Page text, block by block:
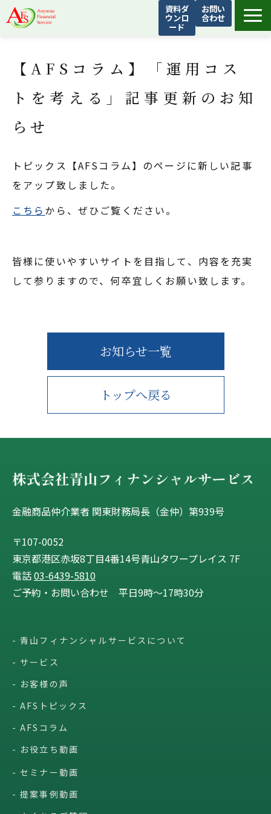
資料ダ
ウンロ
ード
お問い
合わせ
サービス
お客様の声
【AFSコラム】「運用コス
トを考える」記事更新のお知
らせ
トピックス【AFSコラム】のページに新しい記事
をアップ致しました。
こちら から、ぜひご覧ください。
皆様に使いやすいサイトを目指して、内容を充実
して参りますので、何卒宜しくお願い致します。
お知らせ一覧
トップへ戻る
金融商品仲介業者 関東財務局長（金仲）第939号
〒107-0052
東京都港区赤坂8丁目4番14号青山タワープレイス 7F
電話03-6439-5810
ご予約・お問い合わせ 平日9時〜17時30分
青山フィナンシャルサービスについて
サービス
お客様の声
AFSトピックス
AFSコラム
お役立ち動画
セミナー動画
提案事例動画